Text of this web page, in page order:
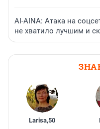
AI-AINA: Атака на
не хватило лучшим и
Larisa,50